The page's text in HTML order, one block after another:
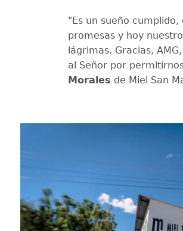
"Es un sueño
promesas y hoy
lágrimas. Gracias,
al Señor por
Morales de Miel San